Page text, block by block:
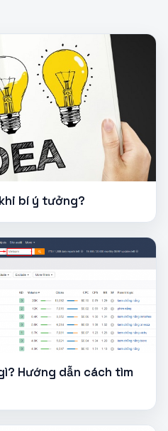
bí ý tưởng?
Hướng dẫn cách tìm